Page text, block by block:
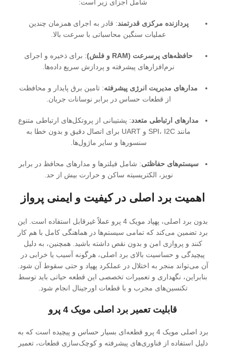
شامل اجزای زیر است:
پردازنده مرکزی قدرتمند: قادر به اجرای همزمان چندین
عملیات سنگین محاسباتی با سرعت بالا.
حافظه‌های پرسرعت (RAM و فلش)
: برای ذخیره و اجرای
نرم‌افزارهای پیشرفته و پردازش سریع داده‌ها.
مدارهای مدیریت انرژی پیشرفته: تامین برق پایدار و محافظت
از قطعات حساس در برابر نوسانات جریان.
مدارهای ارتباطی متعدد: پشتیبانی از پروتکل‌های ارتباطی متنوع
مانند SPI، I2C و UART برای اتصال دقیق و بدون خطا به
سنسورها و سایر ماژول‌ها.
سیستم‌های حفاظتی: شامل فیلترها و مدارهای محافظ در برابر
نویز، الکتریسیته ساکن و حرارت بیش از حد.
اهمیت برد اصلی در کیفیت و ایمنی پرواز
بدون برد اصلی، پهپاد مویک 4 پرو عملاً غیرقابل استفاده است. این
برد تضمین می‌کند که تمامی سیستم‌ها در هماهنگی کامل با هم کار
کنند و پروازی امن و بدون نقص داشته باشید. همچنین، به دلیل
پیچیدگی و حساسیت بالای برد اصلی، هرگونه آسیب یا خرابی در
آن می‌تواند منجر به اختلال در عملکرد پهپاد و حتی سقوط آن شود.
بنابراین، نگهداری و تعمیرات تخصصی این قطعه حیاتی باید توسط
تکنسین‌های مجرب و با قطعات اورجینال انجام شود.
قابلیت تعمیر برد اصلی مویک 4 پرو
برد اصلی مویک 4 پرو قطعه‌ای بسیار حساس و پیچیده است که به
دلیل استفاده از فناوری‌های پیشرفته و کوچک‌سازی قطعات، تعمیر